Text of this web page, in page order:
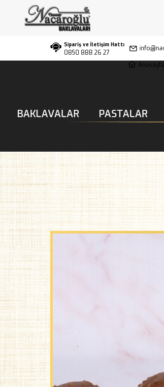
Sipariş ve İletişim Hattı
0850 888 26 27
Anasayfa
BAKLAVALAR PASTALAR